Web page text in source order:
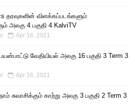
தரவுகளின் விளக்கப்படங்களும்
அலகு 4 பகுதி 4 KalviTV
Apr 16, 2021
வேதியியல் அலகு 16 பகுதி 3 Term 3
Apr 16, 2021
சுவாசிக்கும் காற்று அலகு 3 பகுதி 2 Term 3